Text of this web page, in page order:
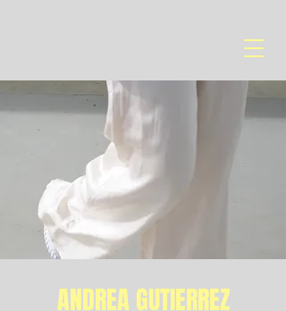
ANDREA GUTIERREZ